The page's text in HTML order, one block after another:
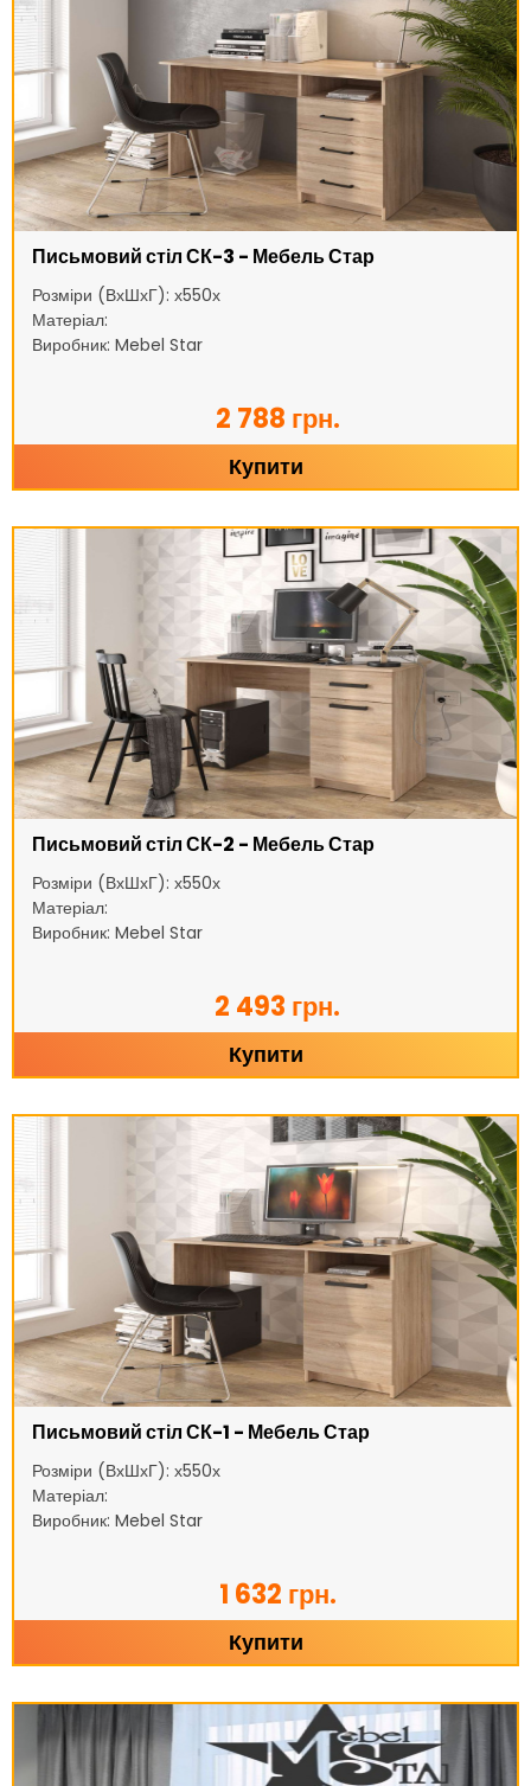
Письмовий стіл СК-3 - Мебель Стар
Розміри (ВхШхГ): х550х
Матеріал:
Виробник: Mebel Star
2 788 грн.
Купити
Письмовий стіл СК-2 - Мебель Стар
Розміри (ВхШхГ): х550х
Матеріал:
Виробник: Mebel Star
2 493 грн.
Купити
Письмовий стіл СК-1 - Мебель Стар
Розміри (ВхШхГ): х550х
Матеріал:
Виробник: Mebel Star
1 632 грн.
Купити